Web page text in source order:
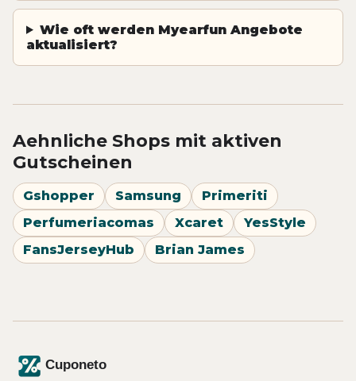
Wie oft werden Myearfun Angebote
aktualisiert?
Aehnliche Shops mit aktiven
Gutscheinen
Gshopper Samsung
Primeriti
Perfumeriacomas
Xcaret
YesStyle
FansJerseyHub
Brian James